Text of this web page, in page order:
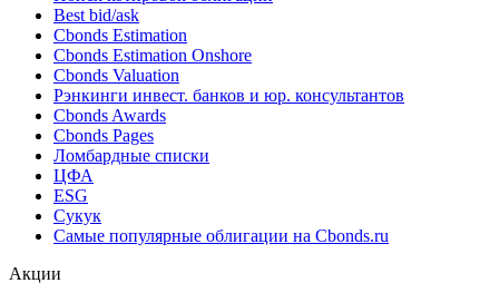
Поиск облигаций & Карты рынка
Поиск облигаций (ИИ)
Ближайшие размещения (Россия)
Поиск котировок облигаций
Best bid/ask
Cbonds Estimation
Cbonds Estimation Onshore
Cbonds Valuation
Рэнкинги инвест. банков и юр. консультантов
Cbonds Awards
Cbonds Pages
Ломбардные списки
ESG